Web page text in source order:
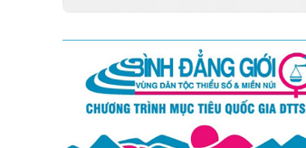
Xã Hợp Thành
Xã
Xã Xuân
Xã Bảo